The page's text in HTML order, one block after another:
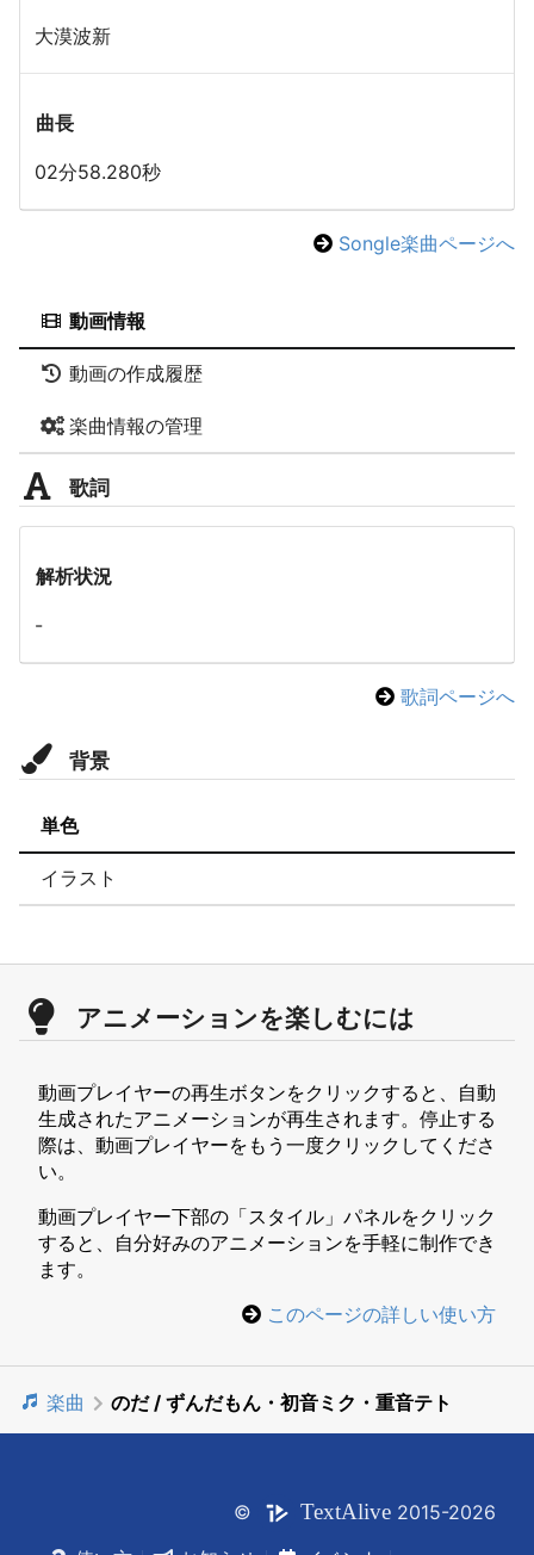
大漠波新
曲長
02分58.280秒
Songle楽曲ページへ
動画情報
動画の作成履歴
楽曲情報の管理
歌詞
解析状況
-
歌詞ページへ
背景
単色
イラスト
アニメーションを楽しむには
動画プレイヤーの再生ボタンをクリックすると、自動
生成されたアニメーションが再生されます。停止する
際は、動画プレイヤーをもう一度クリックしてくださ
い。
動画プレイヤー下部の「スタイル」パネルをクリック
すると、自分好みのアニメーションを手軽に制作でき
ます。
このページの詳しい使い方
楽曲 のだ / ずんだもん・初音ミク・重音テト
© TextAlive 2015-2026